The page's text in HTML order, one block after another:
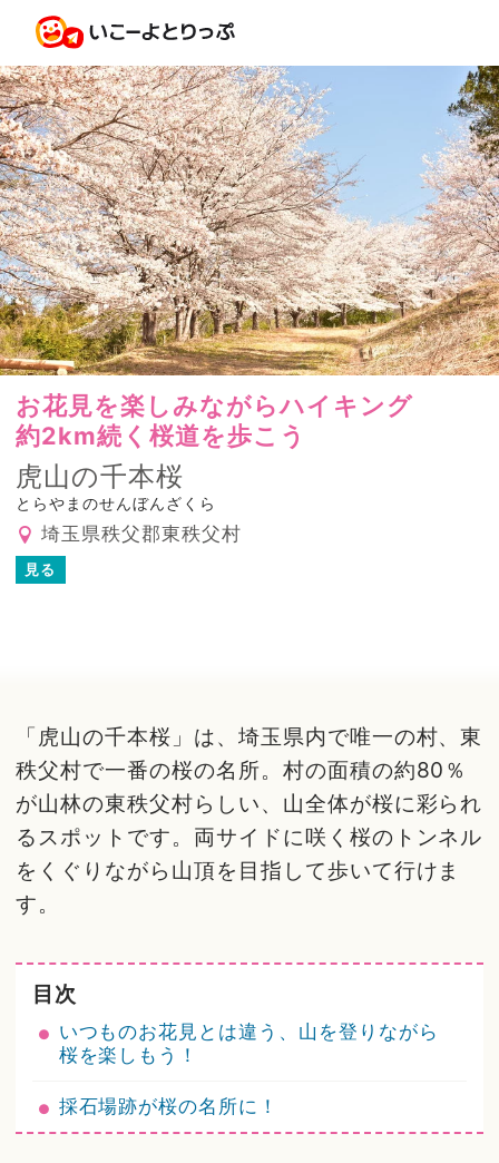
お花見を楽しみながらハイキング
約2km続く桜道を歩こう
虎山の千本桜
とらやまのせんぼんざくら
埼玉県秩父郡東秩父村
見る
「虎山の千本桜」は、埼玉県内で唯一の村、東
秩父村で一番の桜の名所。村の面積の約80％
が山林の東秩父村らしい、山全体が桜に彩られ
るスポットです。両サイドに咲く桜のトンネル
をくぐりながら山頂を目指して歩いて行けま
す。
目次
いつものお花見とは違う、山を登りながら
桜を楽しもう！
採石場跡が桜の名所に！